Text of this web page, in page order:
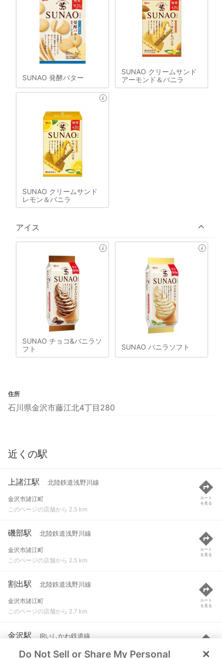
SUNAO 発酵バター
SUNAO クリームサンド
アーモンド＆バニラ
SUNAO クリームサンド
レモン＆バニラ
アイス
SUNAO チョコ&バニラソ
フト
SUNAO バニラソフト
住所
石川県金沢市藤江北4丁目280
近くの駅
上諸江駅 北陸鉄道浅野川線
金沢市諸江町
このページの店舗から 2.5 km
ルート
を見る
磯部駅 北陸鉄道浅野川線
金沢市諸江町
このページの店舗から 2.5 km
ルート
を見る
割出駅 北陸鉄道浅野川線
金沢市諸江町
このページの店舗から 2.7 km
ルート
を見る
金沢駅 IRいしかわ鉄道線
金沢市北安江町
ルート
を見る
Do Not Sell or Share My Personal